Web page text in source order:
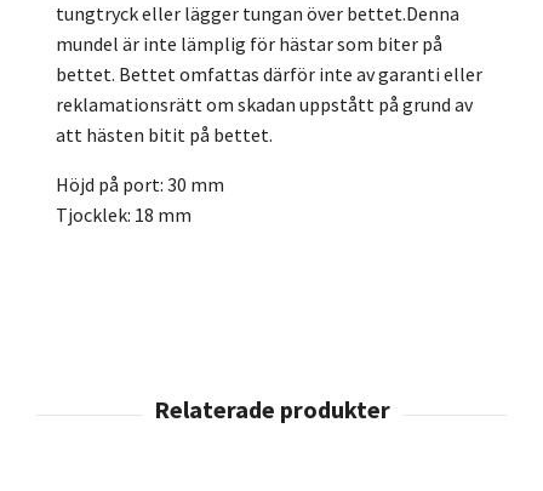
tungtryck eller lägger tungan över bettet.Denna
mundel är inte lämplig för hästar som biter på
bettet. Bettet omfattas därför inte av garanti eller
reklamationsrätt om skadan uppstått på grund av
att hästen bitit på bettet.
Höjd på port: 30 mm
Tjocklek: 18 mm